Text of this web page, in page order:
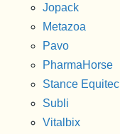
Jopack
Metazoa
Pavo
PharmaHorse
Stance Equitec
Subli
Vitalbix